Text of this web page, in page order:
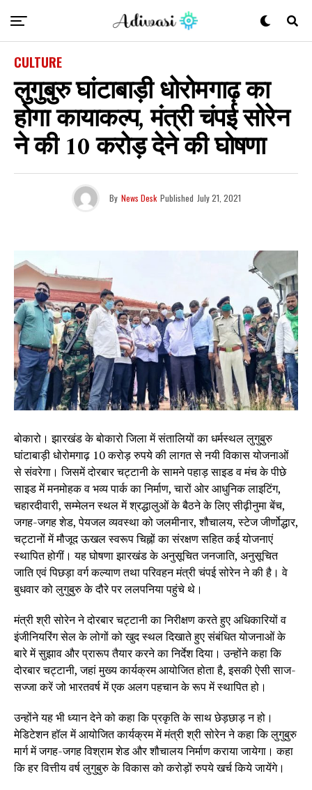
CULTURE
लुगुबुरु घांटाबाड़ी धोरोमगाढ़ का
होगा कायाकल्प, मंत्री चंपई सोरेन
ने की 10 करोड़ देने की घोषणा
By News Desk Published July 21, 2021
बोकारो। झारखंड के बोकारो जिला में संतालियों का धर्मस्थल लुगुबुरु
घांटाबाड़ी धोरोमगाढ़ 10 करोड़ रुपये की लागत से नयी विकास योजनाओं
से संवरेगा। जिसमें दोरबार चट्टानी के सामने पहाड़ साइड व मंच के पीछे
साइड में मनमोहक व भव्य पार्क का निर्माण, चारों ओर आधुनिक लाइटिंग,
चहारदीवारी, सम्मेलन स्थल में श्रद्धालुओं के बैठने के लिए सीढ़ीनुमा बेंच,
जगह-जगह शेड, पेयजल व्यवस्था को जलमीनार, शौचालय, स्टेज जीर्णोद्धार,
चट्टानों में मौजूद ऊखल स्वरूप चिह्नों का संरक्षण सहित कई योजनाएं
स्थापित होगीं। यह घोषणा झारखंड के अनुसूचित जनजाति, अनुसूचित
जाति एवं पिछड़ा वर्ग कल्याण तथा परिवहन मंत्री चंपई सोरेन ने की है। वे
बुधवार को लुगुबुरु के दौरे पर ललपनिया पहुंचे थे।
मंत्री श्री सोरेन ने दोरबार चट्टानी का निरीक्षण करते हुए अधिकारियों व
इंजीनियरिंग सेल के लोगों को खुद स्थल दिखाते हुए संबंधित योजनाओं के
बारे में सुझाव और प्रारूप तैयार करने का निर्देश दिया। उन्होंने कहा कि
दोरबार चट्टानी, जहां मुख्य कार्यक्रम आयोजित होता है, इसकी ऐसी साज-
सज्जा करें जो भारतवर्ष में एक अलग पहचान के रूप में स्थापित हो।
उन्होंने यह भी ध्यान देने को कहा कि प्रकृति के साथ छेड़छाड़ न हो।
मेडिटेशन हॉल में आयोजित कार्यक्रम में मंत्री श्री सोरेन ने कहा कि लुगुबुरु
मार्ग में जगह-जगह विश्राम शेड और शौचालय निर्माण कराया जायेगा। कहा
कि हर वित्तीय वर्ष लुगुबुरु के विकास को करोड़ों रुपये खर्च किये जायेंगे।